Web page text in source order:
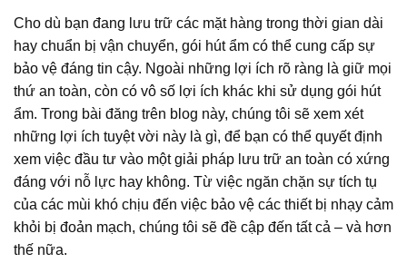
Cho dù bạn đang lưu trữ các mặt hàng trong thời gian dài
hay chuẩn bị vận chuyển, gói hút ẩm có thể cung cấp sự
bảo vệ đáng tin cậy. Ngoài những lợi ích rõ ràng là giữ mọi
thứ an toàn, còn có vô số lợi ích khác khi sử dụng gói hút
ẩm. Trong bài đăng trên blog này, chúng tôi sẽ xem xét
những lợi ích tuyệt vời này là gì, để bạn có thể quyết định
xem việc đầu tư vào một giải pháp lưu trữ an toàn có xứng
đáng với nỗ lực hay không. Từ việc ngăn chặn sự tích tụ
của các mùi khó chịu đến việc bảo vệ các thiết bị nhạy cảm
khỏi bị đoản mạch, chúng tôi sẽ đề cập đến tất cả – và hơn
thế nữa.